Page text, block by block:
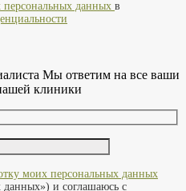
персональных данных в
Мы ответим на все ваши
клиники
моих персональных данных
и соглашаюсь с